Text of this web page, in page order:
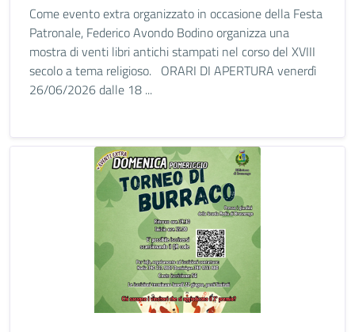
Come evento extra organizzato in occasione della Festa
Patronale, Federico Avondo Bodino organizza una
mostra di venti libri antichi stampati nel corso del XVIII
secolo a tema religioso. ORARI DI APERTURA venerdì
26/06/2026 dalle 18 ...